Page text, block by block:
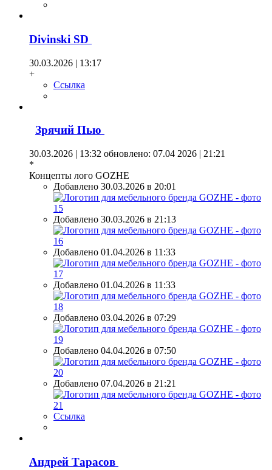
Divinski SD
30.03.2026 | 13:17
+
Ссылка
Зрячий Пью
30.03.2026 | 13:32 обновлено: 07.04 2026 | 21:21
*
Концепты лого GOZHE
Добавлено 30.03.2026 в 20:01
Добавлено 30.03.2026 в 21:13
Добавлено 01.04.2026 в 11:33
Добавлено 01.04.2026 в 11:33
Добавлено 03.04.2026 в 07:29
Добавлено 04.04.2026 в 07:50
Добавлено 07.04.2026 в 21:21
Ссылка
Андрей Тарасов